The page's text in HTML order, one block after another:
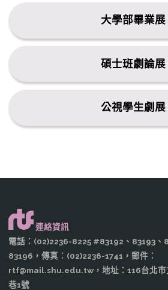
大學部畢業展
碩士班劇論展
公視學生劇展
連絡資訊
電話：(02)2236-8225 #83192、83193、
83196，傳真：(02)2236-1741，郵件：
rtf@mail.shu.edu.tw，地址：116台北市
巷1號